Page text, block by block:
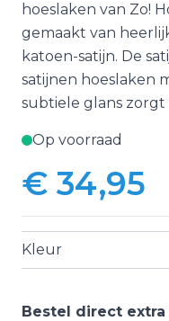
hoeslaken van Zo!
gemaakt van
katoen-satijn. De
satijnen hoeslaken
subtiele glans
Op voorraad
€ 34,95
Kleur
Bestel direct